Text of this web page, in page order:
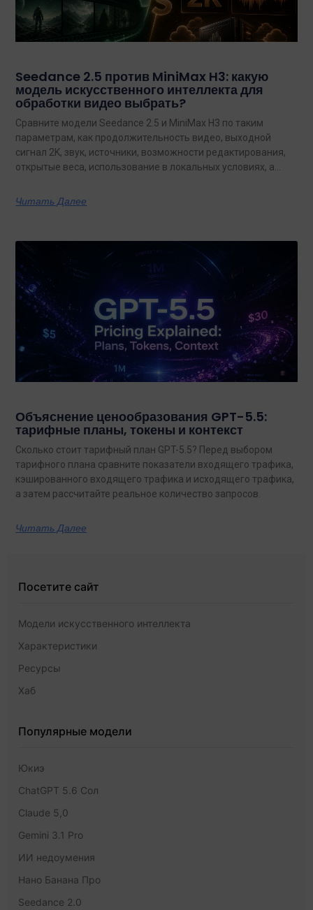
Seedance 2.5 против MiniMax H3: какую
модель искусственного интеллекта для
обработки видео выбрать?
Сравните модели Seedance 2.5 и MiniMax H3 по таким
параметрам, как продолжительность видео, выходной
сигнал 2K, звук, источники, возможности редактирования,
открытые веса, использование в локальных условиях, а
конкретных задач на сегодняшний день.
Читать Далее
Объяснение ценообразования GPT-5.5:
тарифные планы, токены и контекст
Сколько стоит тарифный план GPT-5.5? Перед выбором
тарифного плана сравните показатели входящего трафика,
кэшированного входящего трафика и исходящего трафика,
а затем рассчитайте реальное количество запросов.
Читать Далее
Посетите сайт
Модели искусственного интеллекта
Характеристики
Ресурсы
Хаб
Популярные модели
Юкиэ
ChatGPT 5.6 Сол
Claude 5,0
Gemini 3.1 Pro
ИИ недоумения
Нано Банана Про
Seedance 2.0